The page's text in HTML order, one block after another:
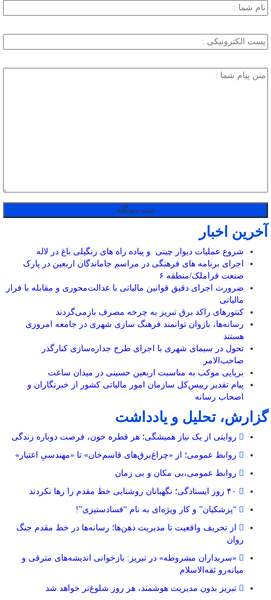
آخرین اخبار
شروع عملیات دیوار چینی و پیاده راه های زنگیلی باغ در لاله
اجرای برنامه های فرهنگی در مراسم جاماندگان اربعین در پارک
صنعت قراملک/منطقه ۶
ضرورت اجرای دقیق قوانین مالیاتی با عدالت‌محوری و مقابله با فرار
مالیاتی
کنتورهای راکد برق تبریز به چرخه مصرف بازمی‌گردند
رسانه‌ها، بازوان توانمند فرهنگ‌ سازی شهری در جامعه امروزی
هستند
تحول در سیمای شهری با اجرای طرح جداره‌سازی کنارگذر
صاحب‌الامر
برپایی موکب به مناسبت اربعین حسینی در میدان ساعت
پیام تقدیر رییس‌کل سازمان امور مالیاتی کشور از خبرنگاران و
اصحاب رسانه
گزارش، تحلیل و یادداشت
روایتی از یک نیاز همیشگی؛ هر قطره خون، فرصت دوباره زندگی
روابط عمومی؛ از «چراغ‌برق‌های قاسم‌خان» تا «مهندسیِ اعتبار»
روابط عمومی،بی مکان و بی زمان
“پزشکیان” و کار ویژه‌ای به نام “فسادستیزی”!
از تحریف واقعیت تا مدیریت ذهن‌ها؛ رسانه‌ها در خط مقدم جنگ
روان
«سربداران مشروطه» در تبریز: بازخوانی اندیشه‌های مترقی و
میانه‌رو ثقه‌الاسلام
تبریز بدون مدیریت هوشمند، هر روز شلوغ‌تر خواهد شد